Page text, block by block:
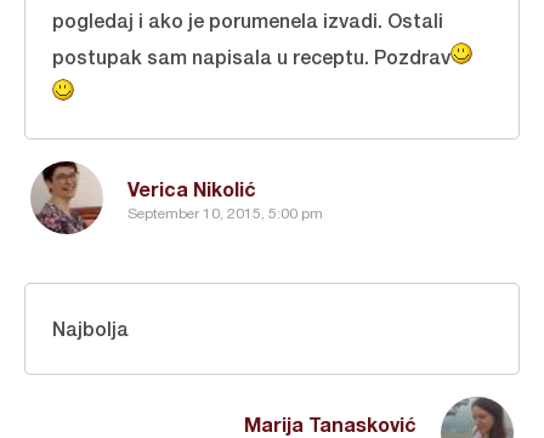
Verica Nikolić
September 10, 2015, 5:00 pm
pogledaj i ako je porumenela izvadi. Ostali
postupak sam napisala u receptu. Pozdrav
Marija Tanasković
Najbolja